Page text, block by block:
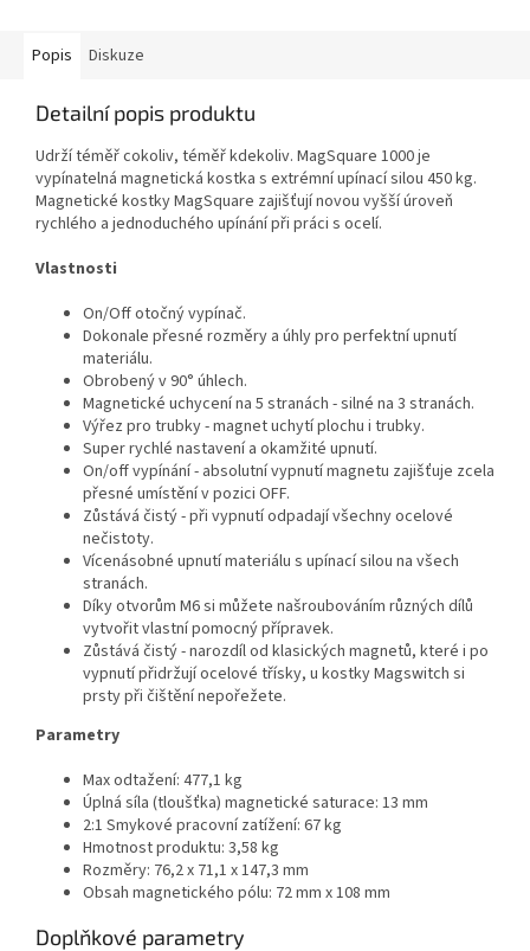
Popis Diskuze
Detailní popis produktu
Udrží téměř cokoliv, téměř kdekoliv. MagSquare 1000 je
vypínatelná magnetická kostka s extrémní upínací silou 450 kg.
Magnetické kostky MagSquare zajišťují novou vyšší úroveň
rychlého a jednoduchého upínání při práci s ocelí.
Vlastnosti
On/Off otočný vypínač.
Dokonale přesné rozměry a úhly pro perfektní upnutí
materiálu.
Obrobený v 90° úhlech.
Magnetické uchycení na 5 stranách - silné na 3 stranách.
Výřez pro trubky - magnet uchytí plochu i trubky.
Super rychlé nastavení a okamžité upnutí.
On/off vypínání - absolutní vypnutí magnetu zajišťuje zcela
přesné umístění v pozici OFF.
Zůstává čistý - při vypnutí odpadají všechny ocelové
nečistoty.
Vícenásobné upnutí materiálu s upínací silou na všech
stranách.
Díky otvorům M6 si můžete našroubováním různých dílů
vytvořit vlastní pomocný přípravek.
Zůstává čistý - narozdíl od klasických magnetů, které i po
vypnutí přidržují ocelové třísky, u kostky Magswitch si
prsty při čištění nepořežete.
Parametry
Max odtažení: 477,1 kg
Úplná síla (tloušťka) magnetické saturace: 13 mm
2:1 Smykové pracovní zatížení: 67 kg
Hmotnost produktu: 3,58 kg
Rozměry: 76,2 x 71,1 x 147,3 mm
Obsah magnetického pólu: 72 mm x 108 mm
Doplňkové parametry